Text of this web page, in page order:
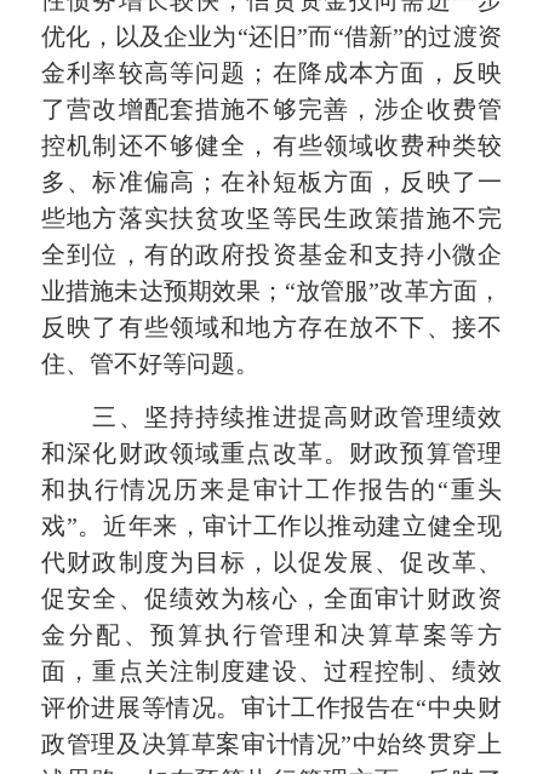
优化，以及企业为“还旧”而“借新”的过渡资
金利率较高等问题；在降成本方面，反映
了营改增配套措施不够完善，涉企收费管
控机制还不够健全，有些领域收费种类较
多、标准偏高；在补短板方面，反映了一
些地方落实扶贫攻坚等民生政策措施不完
全到位，有的政府投资基金和支持小微企
业措施未达预期效果；“放管服”改革方面，
反映了有些领域和地方存在放不下、接不
住、管不好等问题。
三、坚持持续推进提高财政管理绩效
和深化财政领域重点改革。财政预算管理
和执行情况历来是审计工作报告的“重头
戏”。近年来，审计工作以推动建立健全现
代财政制度为目标，以促发展、促改革、
促安全、促绩效为核心，全面审计财政资
金分配、预算执行管理和决算草案等方
面，重点关注制度建设、过程控制、绩效
评价进展等情况。审计工作报告在“中央财
政管理及决算草案审计情况”中始终贯穿上